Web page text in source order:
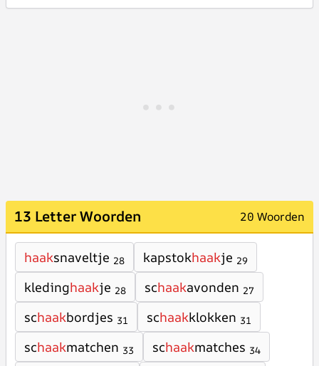
13 Letter Woorden 20 Woorden
haaksnaveltje 28 kapstokhaakje 29
kledinghaakje 28 schaakavonden 27
schaakbordjes 31 schaakklokken 31
schaakmatchen 33 schaakmatches 34